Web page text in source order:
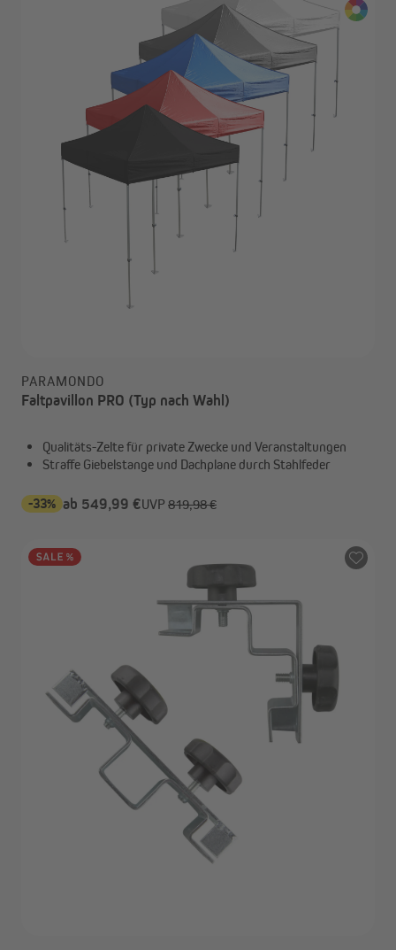
PARAMONDO
Faltpavillon PRO (Typ nach Wahl)
Qualitäts-Zelte für private Zwecke und Veranstaltungen
Straffe Giebelstange und Dachplane durch Stahlfeder
-33% ab 549,99 €UVP 819,98 €